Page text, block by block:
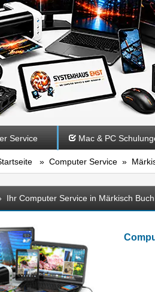
Service Mac & PC
» Computer Service »
Ihr Computer Service in Märkisch